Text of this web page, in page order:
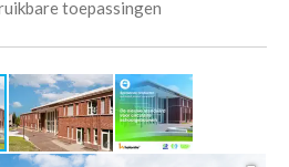
toepassingen